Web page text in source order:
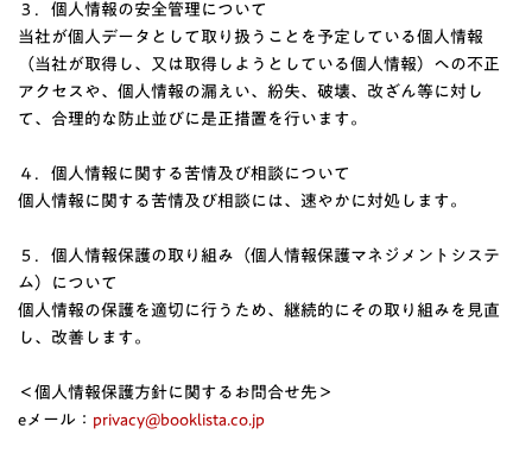
３．個人情報の安全管理について
当社が個人データとして取り扱うことを予定している個人情報
（当社が取得し、又は取得しようとしている個人情報）への不正
アクセスや、個人情報の漏えい、紛失、破壊、改ざん等に対し
て、合理的な防止並びに是正措置を行います。
４．個人情報に関する苦情及び相談について
個人情報に関する苦情及び相談には、速やかに対処します。
５．個人情報保護の取り組み（個人情報保護マネジメントシステ
ム）について
個人情報の保護を適切に行うため、継続的にその取り組みを見直
し、改善します。
＜個人情報保護方針に関するお問合せ先＞
eメール： privacy@booklista.co.jp